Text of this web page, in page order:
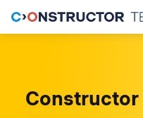
Constructor